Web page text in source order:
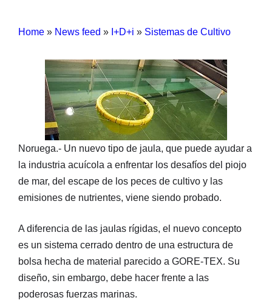
Home » News feed » I+D+i » Sistemas de Cultivo
Noruega.- Un nuevo tipo de jaula, que puede ayudar a
la industria acuícola a enfrentar los desafíos del piojo
de mar, del escape de los peces de cultivo y las
emisiones de nutrientes, viene siendo probado.
A diferencia de las jaulas rígidas, el nuevo concepto
es un sistema cerrado dentro de una estructura de
bolsa hecha de material parecido a GORE-TEX. Su
diseño, sin embargo, debe hacer frente a las
poderosas fuerzas marinas.